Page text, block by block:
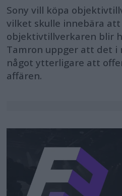
Sony vill köpa
vilket skulle innebära
objektivtillverkaren blir
Tamron uppger att det i
något ytterligare att
affären.